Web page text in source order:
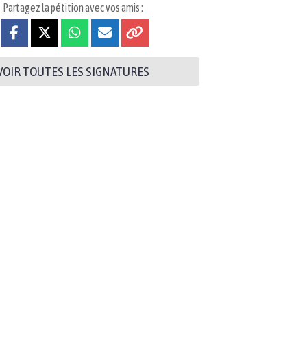
Partagez la pétition avec vos amis :
TOUTES LES SIGNATURES